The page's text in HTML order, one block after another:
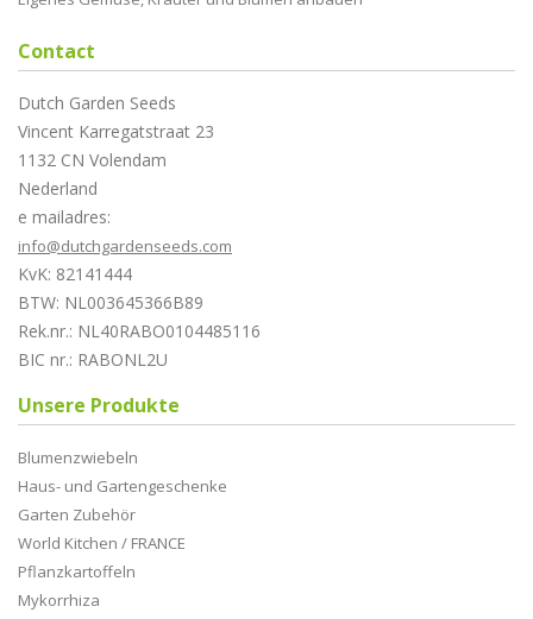
Contact
Dutch Garden Seeds
Vincent Karregatstraat 23
1132 CN Volendam
Nederland
e mailadres:
info@dutchgardenseeds.com
KvK: 82141444
BTW: NL003645366B89
Rek.nr.: NL40RABO0104485116
BIC nr.: RABONL2U
Unsere Produkte
Blumenzwiebeln
Haus- und Gartengeschenke
Garten Zubehör
World Kitchen / FRANCE
Pflanzkartoffeln
Mykorrhiza